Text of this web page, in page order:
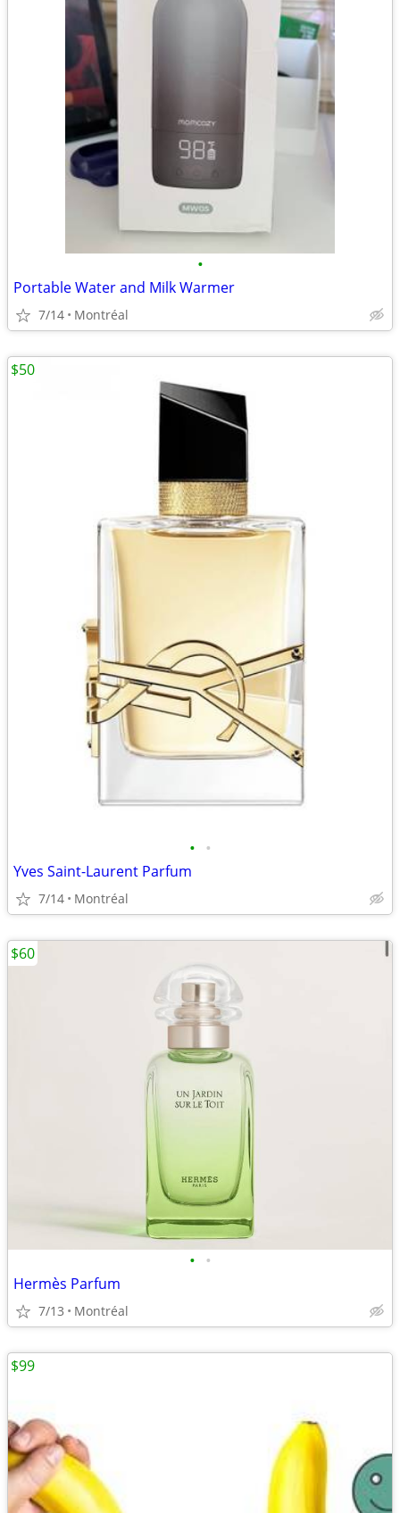
•
Portable Water and Milk Warmer
7/14 Montréal
• •
Yves Saint-Laurent Parfum
7/14 Montréal
$50
• •
Hermès Parfum
7/13 Montréal
$60
$99